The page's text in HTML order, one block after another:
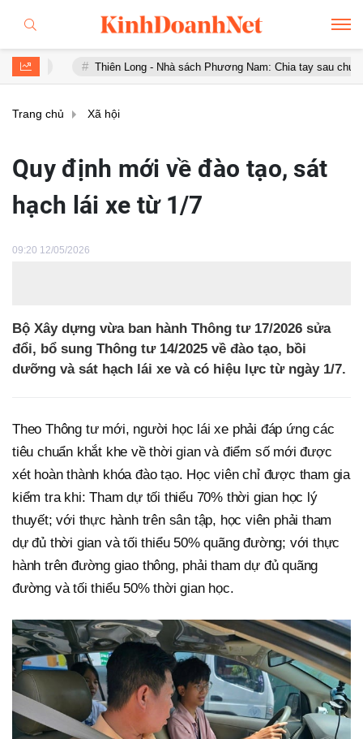
Thiên Long - Nhà sách Phương Nam: Chia tay sau chưa đầy 1
Trang chủ Xã hội
Quy định mới về đào tạo, sát
hạch lái xe từ 1/7
09:20 12/05/2026
Bộ Xây dựng vừa ban hành Thông tư 17/2026 sửa
đổi, bổ sung Thông tư 14/2025 về đào tạo, bồi
dưỡng và sát hạch lái xe và có hiệu lực từ ngày 1/7.
Theo Thông tư mới, người học lái xe phải đáp ứng các
tiêu chuẩn khắt khe về thời gian và điểm số mới được
xét hoàn thành khóa đào tạo. Học viên chỉ được tham gia
kiểm tra khi: Tham dự tối thiểu 70% thời gian học lý
thuyết; với thực hành trên sân tập, học viên phải tham
dự đủ thời gian và tối thiểu 50% quãng đường; với thực
hành trên đường giao thông, phải tham dự đủ quãng
đường và tối thiểu 50% thời gian học.